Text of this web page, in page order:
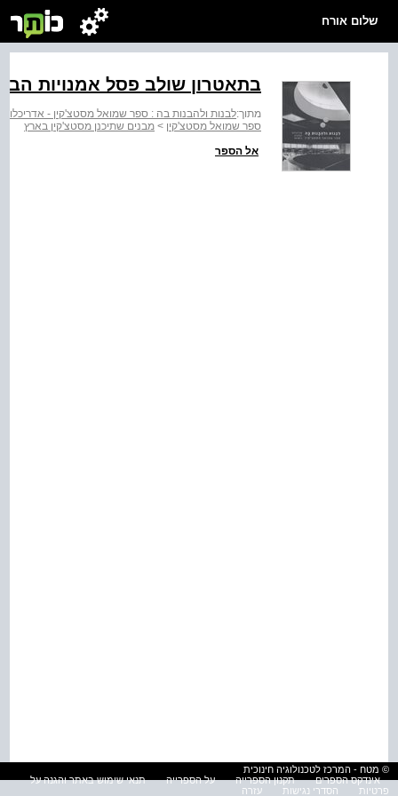
שלום אורח
בתאטרון שולב פסל אמנויות
מתוך:לבנות ולהבנות בה : ספר שמואל מסטצ'קין - אדריכלות
ספר שמואל מסטצ'קין > מבנים שתיכנן מסטצ'קין בארץ
אל הספר
© מטח - המרכז לטכנולוגיה חינוכית
אינדקס הספרים
תקנון הספרייה על הספרייה
תנאי שימוש באתר והגנה על
פרטיות
הסדרי נגישות עזרה